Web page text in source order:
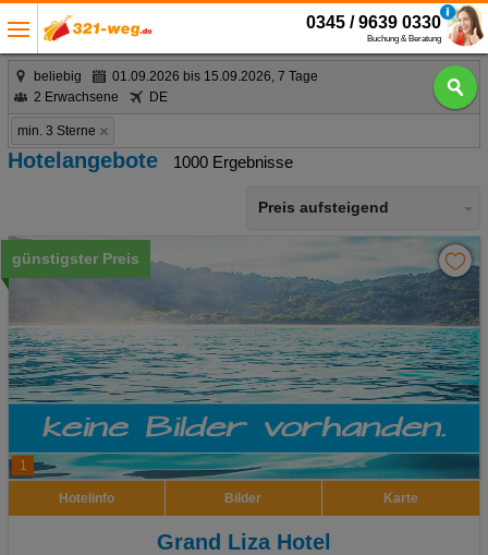
0345 / 9639 0330
Buchung & Beratung
beliebig
01.09.2026 bis 15.09.2026, 7 Tage
2 Erwachsene
DE
min. 3 Sterne
Hotelangebote 1000 Ergebnisse
Preis aufsteigend
1
günstigster Preis
Hotelinfo Bilder Karte
Grand Liza Hotel